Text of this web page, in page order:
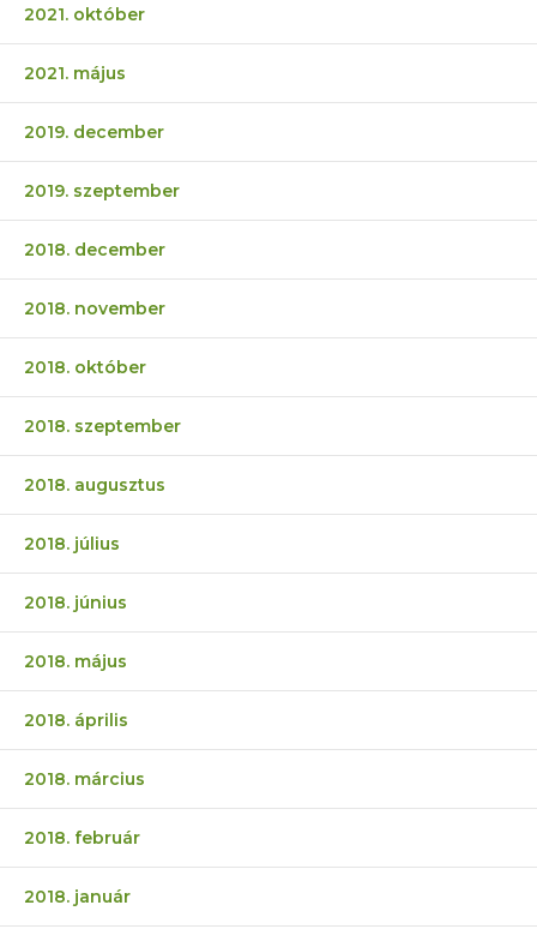
2021. október
2021. május
2019. december
2019. szeptember
2018. december
2018. november
2018. október
2018. szeptember
2018. augusztus
2018. július
2018. június
2018. május
2018. április
2018. március
2018. február
2018. január